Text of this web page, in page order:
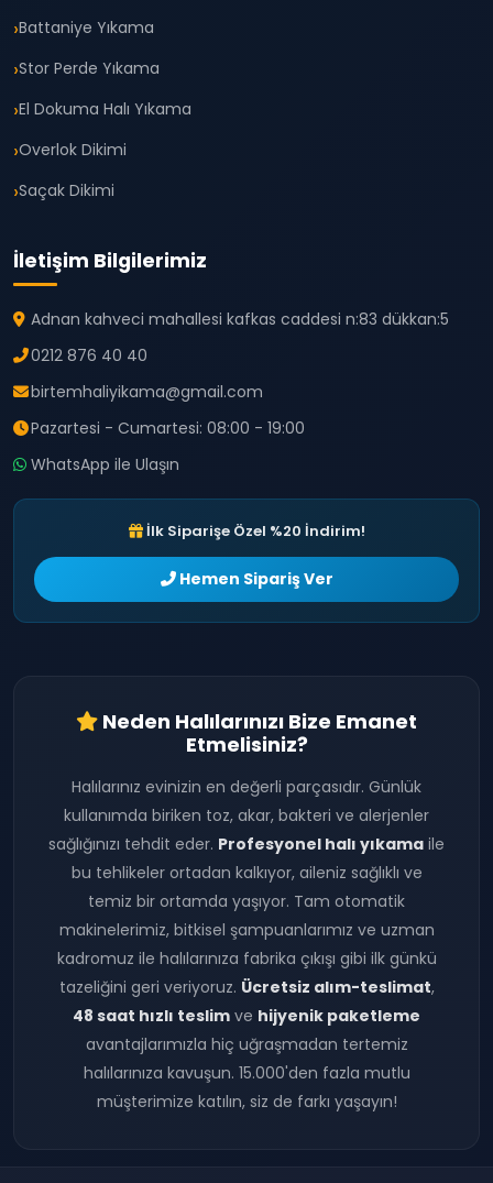
Battaniye Yıkama
Stor Perde Yıkama
El Dokuma Halı Yıkama
Overlok Dikimi
Saçak Dikimi
İletişim Bilgilerimiz
Adnan kahveci mahallesi kafkas caddesi n:83 dükkan:5
0212 876 40 40
birtemhaliyikama@gmail.com
Pazartesi - Cumartesi: 08:00 - 19:00
WhatsApp ile Ulaşın
İlk Siparişe Özel %20 İndirim!
Hemen Sipariş Ver
Neden Halılarınızı Bize Emanet
Etmelisiniz?
Halılarınız evinizin en değerli parçasıdır. Günlük
kullanımda biriken toz, akar, bakteri ve alerjenler
sağlığınızı tehdit eder. Profesyonel halı yıkama ile
bu tehlikeler ortadan kalkıyor, aileniz sağlıklı ve
temiz bir ortamda yaşıyor. Tam otomatik
makinelerimiz, bitkisel şampuanlarımız ve uzman
kadromuz ile halılarınıza fabrika çıkışı gibi ilk günkü
tazeliğini geri veriyoruz. Ücretsiz alım-teslimat,
48 saat hızlı teslim ve hijyenik paketleme
avantajlarımızla hiç uğraşmadan tertemiz
halılarınıza kavuşun. 15.000'den fazla mutlu
müşterimize katılın, siz de farkı yaşayın!